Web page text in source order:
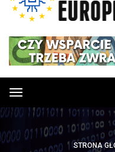
Przełącz
menu
STRONA